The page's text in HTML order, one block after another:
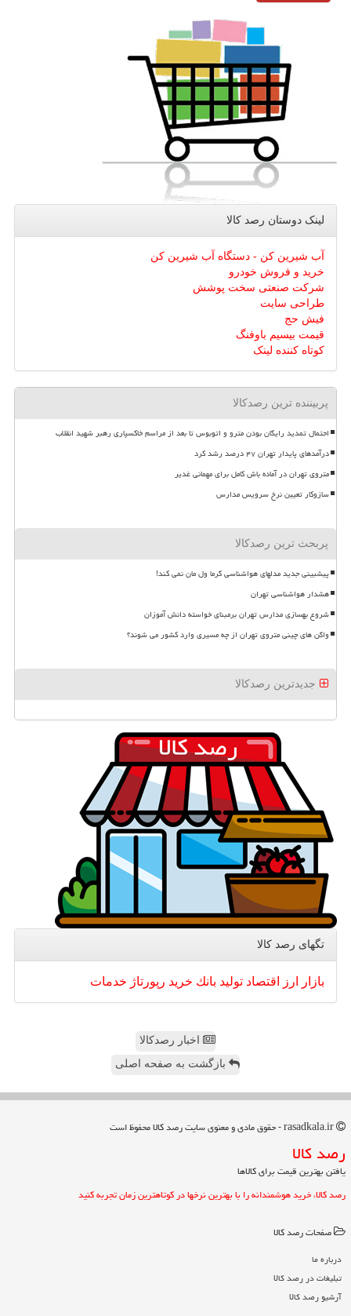
لینک دوستان رصد كالا
آب شیرین کن - دستگاه آب شیرین کن
خرید و فروش خودرو
شرکت صنعتی سخت پوشش
طراحی سایت
فیش حج
قیمت بیسیم باوفنگ
کوتاه کننده لینک
پربیننده ترین رصدکالا
احتمال تمدید رایگان بودن مترو و اتوبوس تا بعد از مراسم خاکسپاری رهبر شهید انقلاب
درآمدهای پایدار تهران ۴۷ درصد رشد کرد
متروی تهران در آماده باش کامل برای مهمانی غدیر
سازوکار تعیین نرخ سرویس مدارس
پربحث ترین رصدکالا
پیشبینی جدید مدلهای هواشناسی گرما ول مان نمی کند!
هشدار هواشناسی تهران
شروع بهسازی مدارس تهران برمبنای خواسته دانش آموزان
واگن های چینی متروی تهران از چه مسیری وارد کشور می شوند؟
جدیدترین رصدکالا
تگهای رصد كالا
بازار ارز اقتصاد تولید بانك خرید رپورتاژ خدمات
اخبار رصدکالا
بازگشت به صفحه اصلی
رصد كالا
یافتن بهترین قیمت برای کالاها
رصد کالا، خرید هوشمندانه را با بهترین نرخها در کوتاهترین زمان تجربه کنید
صفحات رصد كالا
درباره ما
تبلیغات در رصد كالا
آرشیو رصد كالا